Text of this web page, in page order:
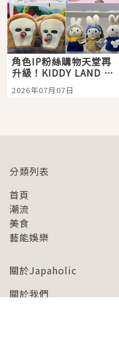
角色IP粉絲購物天堂再
升級！KIDDY LAND 原
宿店吉伊卡哇迎客，新
開幕 OMOKADO 店3分
2026年07月07日
分類列表
首頁
潮流
美食
藝能娛樂
關於Japaholic
關於我們